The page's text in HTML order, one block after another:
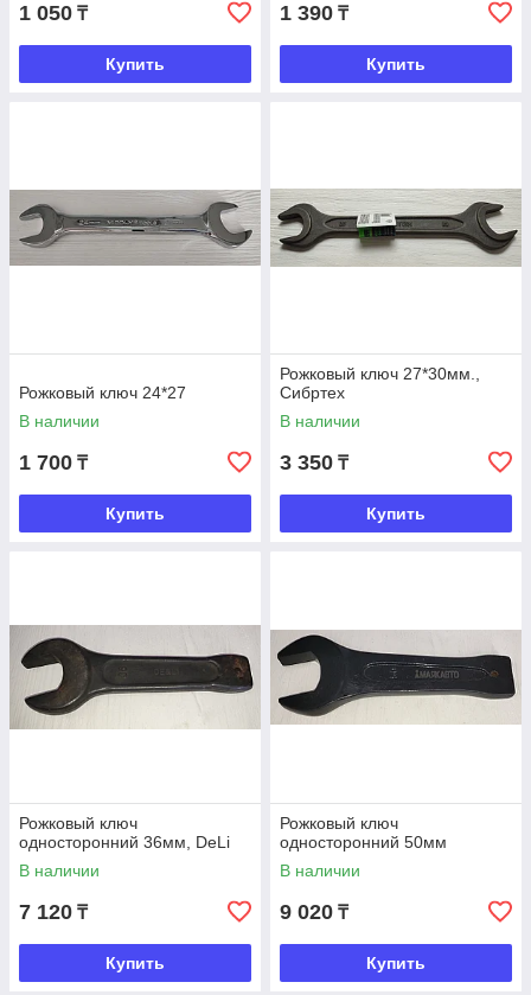
1 050 ₸
Купить
1 390 ₸
Купить
Рожковый ключ 24*27
В наличии
1 700 ₸
Купить
Рожковый ключ 27*30мм.,
Сибртех
В наличии
3 350 ₸
Купить
Рожковый ключ
односторонний 36мм, DeLi
В наличии
7 120 ₸
Купить
Рожковый ключ
односторонний 50мм
В наличии
9 020 ₸
Купить